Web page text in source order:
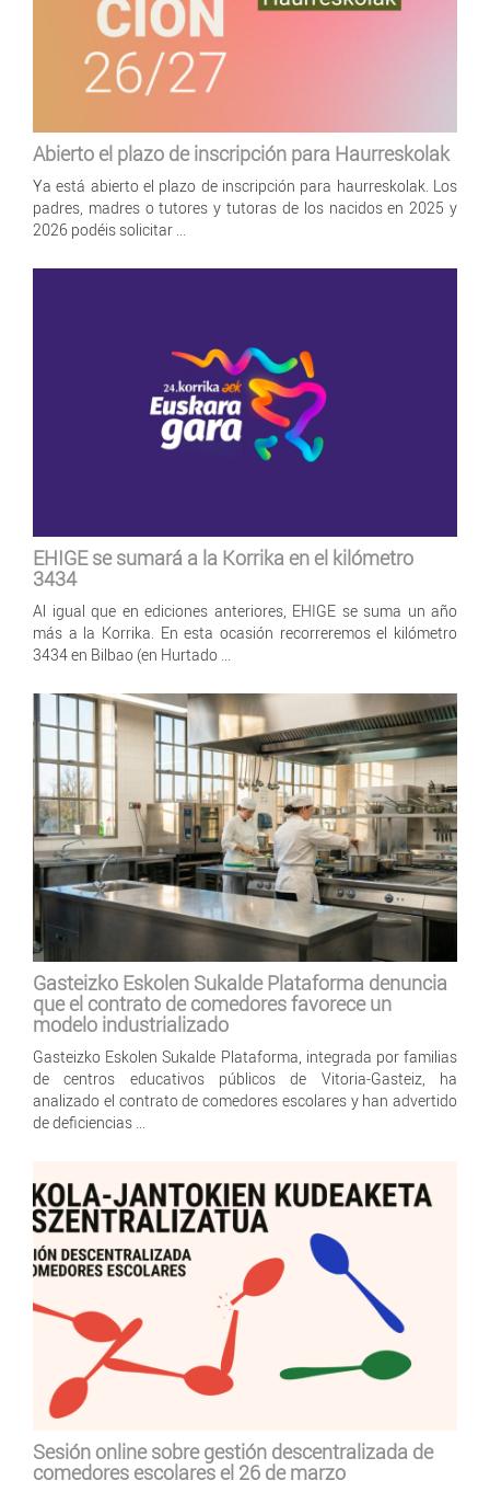
Abierto el plazo de inscripción para Haurreskolak
Ya está abierto el plazo de inscripción para haurreskolak. Los
padres, madres o tutores y tutoras de los nacidos en 2025 y
2026 podéis solicitar ...
EHIGE se sumará a la Korrika en el kilómetro
3434
Al igual que en ediciones anteriores, EHIGE se suma un año
más a la Korrika. En esta ocasión recorreremos el kilómetro
3434 en Bilbao (en Hurtado ...
Gasteizko Eskolen Sukalde Plataforma denuncia
que el contrato de comedores favorece un
modelo industrializado
Gasteizko Eskolen Sukalde Plataforma, integrada por familias
de centros educativos públicos de Vitoria-Gasteiz, ha
analizado el contrato de comedores escolares y han advertido
de deficiencias ...
Sesión online sobre gestión descentralizada de
comedores escolares el 26 de marzo